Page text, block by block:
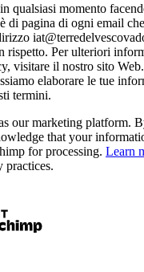
qualsiasi momento
di pagina di ogni email
rispetto. Per ulteriori
visitare il nostro sito
elaborare le tue
termini.
our marketing platform.
that your
for processing. Learn
practices.